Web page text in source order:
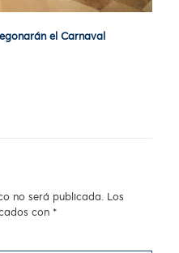
el Carnaval
no será publicada. Los
con *